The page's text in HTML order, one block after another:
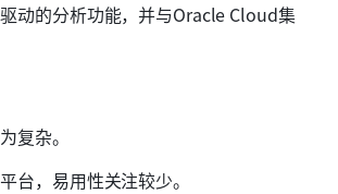
动的分析功能，并与Oracle Cloud集
复杂。
台，易用性关注较少。